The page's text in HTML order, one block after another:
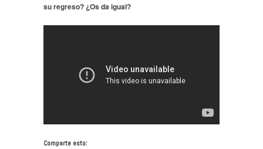
su regreso? ¿Os da igual?
Comparte esto: